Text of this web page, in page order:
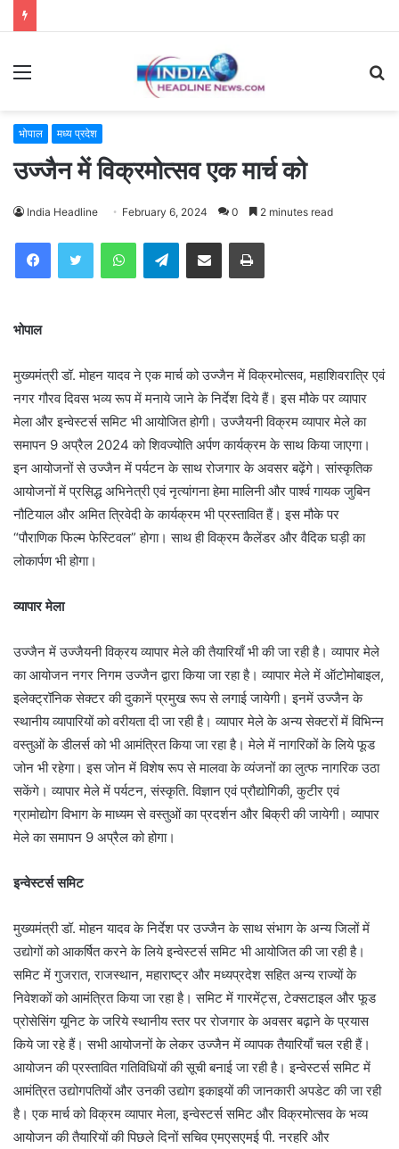
Menu
भोपाल मध्य प्रदेश
उज्जैन में विक्रमोत्सव एक मार्च को
India Headline February 6, 2024 0 2 minutes read
WhatsAppTelegramShare via Email Print
भोपाल
मुख्यमंत्री डॉ. मोहन यादव ने एक मार्च को उज्जैन में विक्रमोत्सव, महाशिवरात्रि एवं
नगर गौरव दिवस भव्य रूप में मनाये जाने के निर्देश दिये हैं। इस मौके पर व्यापार
मेला और इन्वेस्टर्स समिट भी आयोजित होगी। उज्जैयनी विक्रम व्यापार मेले का
समापन 9 अप्रैल 2024 को शिवज्योति अर्पण कार्यक्रम के साथ किया जाएगा।
इन आयोजनों से उज्जैन में पर्यटन के साथ रोजगार के अवसर बढ़ेंगे। सांस्कृतिक
आयोजनों में प्रसिद्ध अभिनेत्री एवं नृत्यांगना हेमा मालिनी और पार्श्व गायक जुबिन
नौटियाल और अमित त्रिवेदी के कार्यक्रम भी प्रस्तावित हैं। इस मौके पर
“पौराणिक फिल्म फेस्टिवल” होगा। साथ ही विक्रम कैलेंडर और वैदिक घड़ी का
लोकार्पण भी होगा।
व्यापार मेला
उज्जैन में उज्जैयनी विक्रय व्यापार मेले की तैयारियाँ भी की जा रही है। व्यापार मेले
का आयोजन नगर निगम उज्जैन द्वारा किया जा रहा है। व्यापार मेले में ऑटोमोबाइल,
इलेक्ट्रॉनिक सेक्टर की दुकानें प्रमुख रूप से लगाई जायेगी। इनमें उज्जैन के
स्थानीय व्यापारियों को वरीयता दी जा रही है। व्यापार मेले के अन्य सेक्टरों में विभिन्न
वस्तुओं के डीलर्स को भी आमंत्रित किया जा रहा है। मेले में नागरिकों के लिये फूड
जोन भी रहेगा। इस जोन में विशेष रूप से मालवा के व्यंजनों का लुत्फ नागरिक उठा
सकेंगे। व्यापार मेले में पर्यटन, संस्कृति. विज्ञान एवं प्रौद्योगिकी, कुटीर एवं
ग्रामोद्योग विभाग के माध्यम से वस्तुओं का प्रदर्शन और बिक्री की जायेगी। व्यापार
मेले का समापन 9 अप्रैल को होगा।
इन्वेस्टर्स समिट
मुख्यमंत्री डॉ. मोहन यादव के निर्देश पर उज्जैन के साथ संभाग के अन्य जिलों में
उद्योगों को आकर्षित करने के लिये इन्वेस्टर्स समिट भी आयोजित की जा रही है।
समिट में गुजरात, राजस्थान, महाराष्ट्र और मध्यप्रदेश सहित अन्य राज्यों के
निवेशकों को आमंत्रित किया जा रहा है। समिट में गारमेंट्स, टेक्सटाइल और फूड
प्रोसेसिंग यूनिट के जरिये स्थानीय स्तर पर रोजगार के अवसर बढ़ाने के प्रयास
किये जा रहे हैं। सभी आयोजनों के लेकर उज्जैन में व्यापक तैयारियाँ चल रही हैं।
आयोजन की प्रस्तावित गतिविधियों की सूची बनाई जा रही है। इन्वेस्टर्स समिट में
आमंत्रित उद्योगपतियों और उनकी उद्योग इकाइयों की जानकारी अपडेट की जा रही
है। एक मार्च को विक्रम व्यापार मेला, इन्वेस्टर्स समिट और विक्रमोत्सव के भव्य
आयोजन की तैयारियों की पिछले दिनों सचिव एमएसएमई पी. नरहरि और